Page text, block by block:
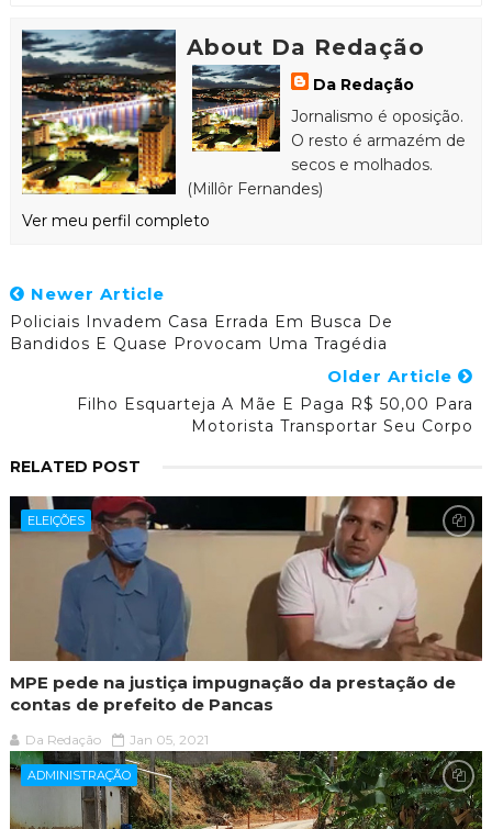
About Da Redação
Da Redação
Jornalismo é oposição.
O resto é armazém de
secos e molhados.
(Millôr Fernandes)
Ver meu perfil completo
Newer Article
Policiais Invadem Casa Errada Em Busca De
Bandidos E Quase Provocam Uma Tragédia
Older Article
Filho Esquarteja A Mãe E Paga R$ 50,00 Para
Motorista Transportar Seu Corpo
RELATED POST
ELEIÇÕES
MPE pede na justiça impugnação da prestação de
contas de prefeito de Pancas
Da Redação Jan 05, 2021
ADMINISTRAÇÃO